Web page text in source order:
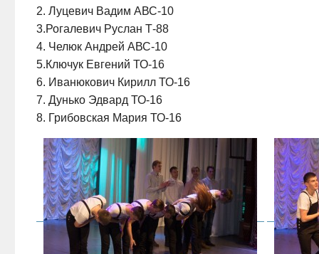
2. Луцевич Вадим АВС-10
3.Рогалевич Руслан Т-88
4. Челюк Андрей АВС-10
5.Ключук Евгений ТО-16
6. Иванюкович Кирилл ТО-16
7. Дунько Эдвард ТО-16
8. Грибовская Мария ТО-16